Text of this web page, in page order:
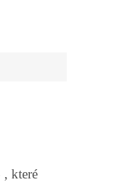
, které